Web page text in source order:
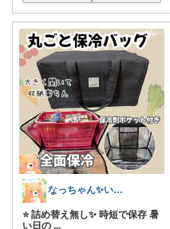
なっちゃん✨いつもありがとう😊✨
⭐️ 詰め替え無し✨ 時短で保存 暑
い日の ...